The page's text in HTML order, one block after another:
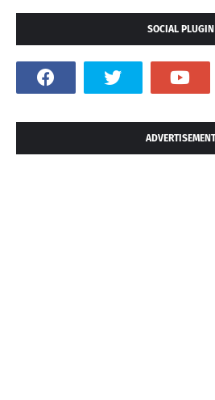
SOCIAL PLUGIN
ADVERTISEMENT